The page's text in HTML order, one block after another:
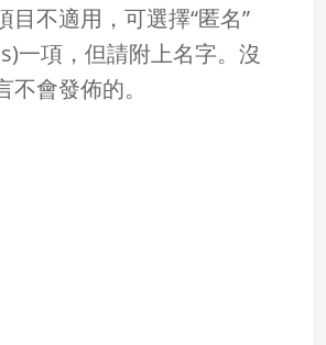
目不適用，可選擇“匿名”
一項，但請附上名字。沒
會發佈的。